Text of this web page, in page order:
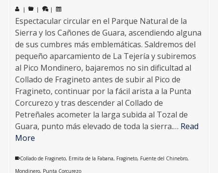
| | |
Espectacular circular en el Parque Natural de la
Sierra y los Cañones de Guara, ascendiendo alguna
de sus cumbres más emblemáticas. Saldremos del
pequeño aparcamiento de La Tejería y subiremos
al Pico Mondinero, bajaremos no sin dificultad al
Collado de Fragineto antes de subir al Pico de
Fragineto, continuar por la fácil arista a la Punta
Corcurezo y tras descender al Collado de
Petreñales acometer la larga subida al Tozal de
Guara, punto más elevado de toda la sierra.… Read
More
Collado de Fragineto, Ermita de la Fabana, Fragineto, Fuente del Chinebro,
Mondinero, Punta Corcurezo